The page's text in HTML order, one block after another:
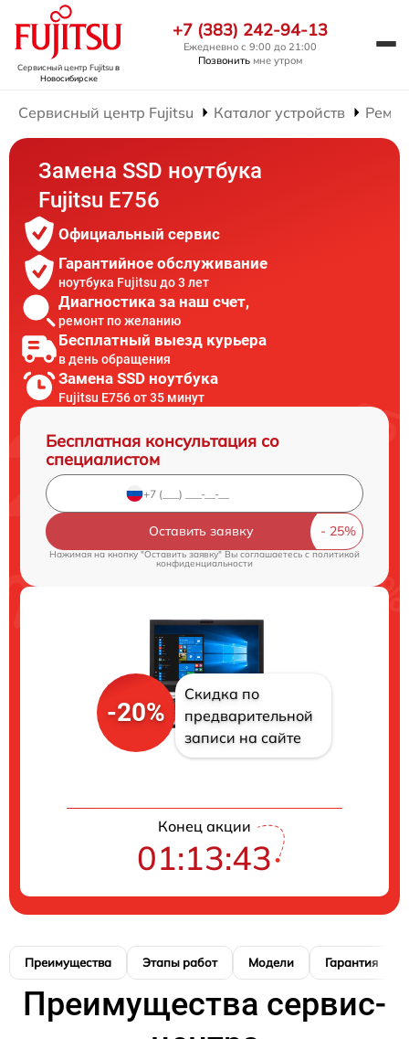
Сервисный центр Fujitsuв
Новосибирске
+7 (383) 242-94-13
Ежедневно с 9:00 до 21:00
Позвонить мне утром
Сервисный центр Fujitsu Каталог устройств
Замена SSD ноутбука
Fujitsu E756
Официальный сервис
Гарантийное обслуживание
ноутбука Fujitsu до 3 лет
Диагностика за наш счет,
ремонт по желанию
Бесплатный выезд курьера
в день обращения
Замена SSD ноутбука
Fujitsu E756 от 35 минут
Бесплатная консультация со
специалистом
Оставить заявку
Нажимая на кнопку "Оставить заявку" Вы соглашаетесь cполитикой
конфиденциальности
-20%
Скидка по
предварительной
записи на сайте
Конец акции
01:13:42
Преимущества Этапы работ Модели Гарантия
Преимущества сервис-